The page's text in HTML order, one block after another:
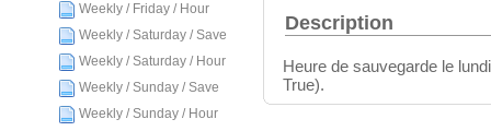
Weekly / Friday / Hour
Weekly / Saturday / Save
Weekly / Saturday / Hour
Weekly / Sunday / Save
Weekly / Sunday / Hour
Description
Heure de sauvegarde le
True).